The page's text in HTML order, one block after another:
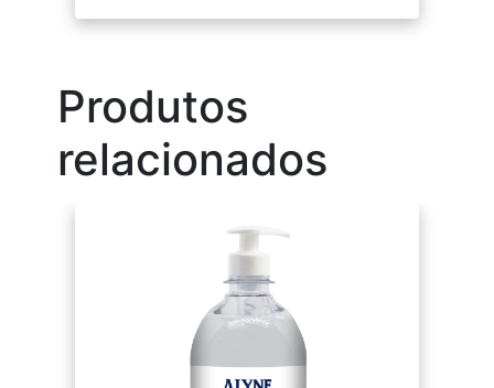
Produtos
relacionados